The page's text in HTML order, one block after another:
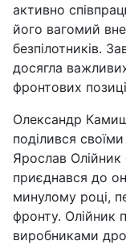
активно
його вагомий
безпілотників.
досягла
фронтових
Олександр
поділився
Ярослав
приєднався до
минулому році,
фронту. Олійник
виробниками